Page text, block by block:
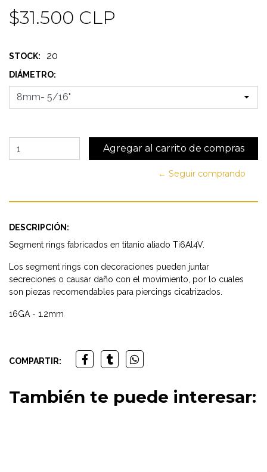
$31.500 CLP
STOCK: 20
DIÁMETRO:
← Seguir comprando
DESCRIPCIÓN:
Segment rings fabricados en titanio aliado Ti6Al4V.
Los segment rings con decoraciones pueden juntar
secreciones o causar daño con el movimiento, por lo cuales
son piezas recomendables para piercings cicatrizados.
16GA - 1.2mm
COMPARTIR:
También te puede interesar: